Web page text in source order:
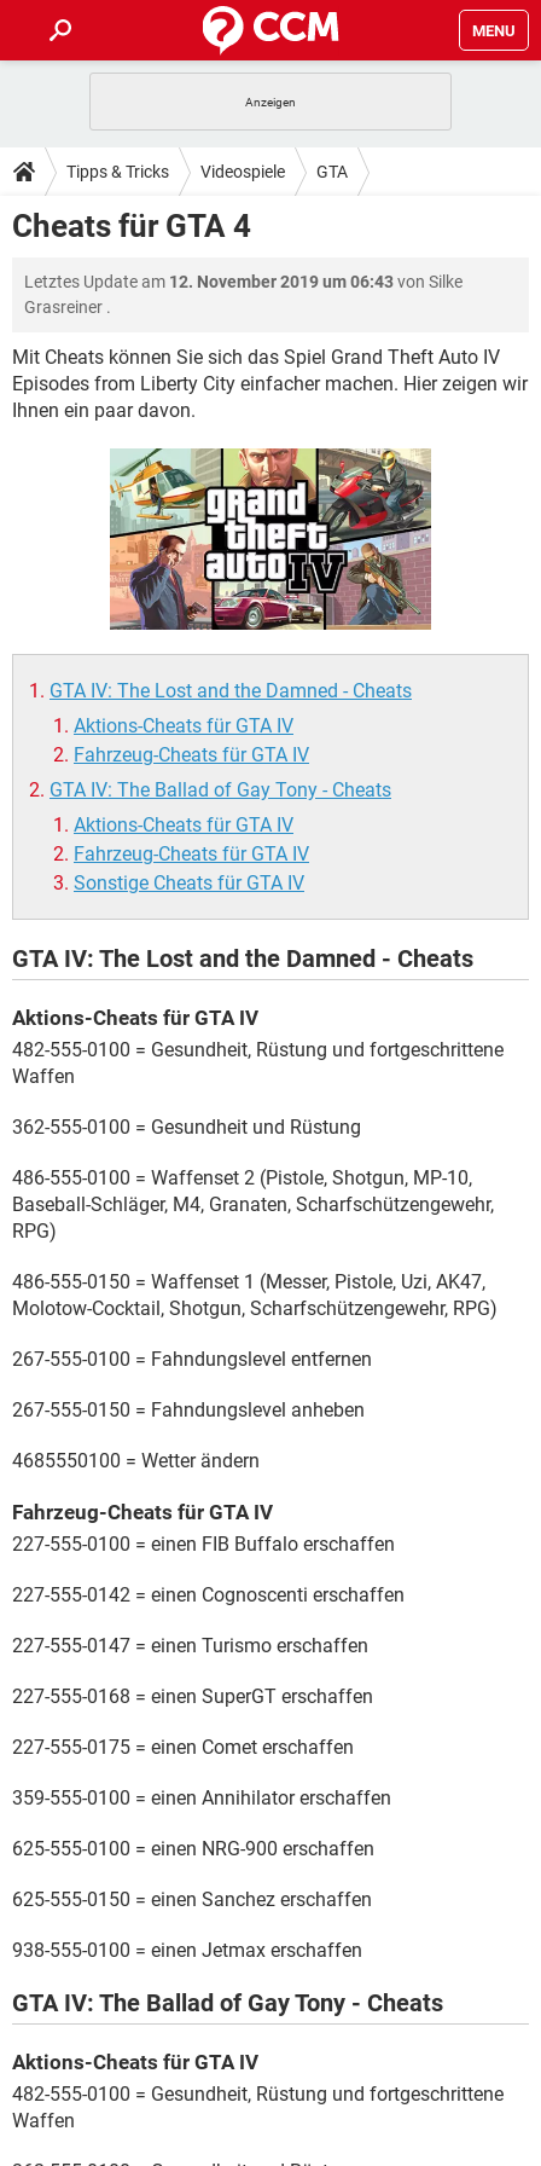
MENU
ANDROID IOS
WINDOWS 10
FACEBOOK
TIPPS & TRICKS
SPIELE STREAMING
ANDROID
WINDOWS 10 INSTAGRAM
FACEBOOK HARDWARE
DOWNLOADS
ANDROID
WHATSAPP TIKTOK
FACEBOOK
FORUM
ANDROID IOS
WINDOWS 10
TIKTOK
HARDWARE
SPIELE STREAMING
INSTAGRAM
TIKTOK
HARDWARE
Tipps & Tricks Videospiele GTA
Cheats für GTA 4
Letztes Update am 12. November 2019 um 06:43von Silke
Grasreiner .
Mit Cheats können Sie sich das Spiel Grand Theft Auto IV
Episodes from Liberty City einfacher machen. Hier zeigen wir
Ihnen ein paar davon.
GTA IV: The Lost and the Damned - Cheats
Aktions-Cheats für GTA IV
Fahrzeug-Cheats für GTA IV
GTA IV: The Ballad of Gay Tony - Cheats
Aktions-Cheats für GTA IV
Fahrzeug-Cheats für GTA IV
Sonstige Cheats für GTA IV
GTA IV: The Lost and the Damned - Cheats
Aktions-Cheats für GTA IV
482-555-0100 = Gesundheit, Rüstung und fortgeschrittene
Waffen
362-555-0100 = Gesundheit und Rüstung
486-555-0100 = Waffenset 2 (Pistole, Shotgun, MP-10,
Baseball-Schläger, M4, Granaten, Scharfschützengewehr,
RPG)
486-555-0150 = Waffenset 1 (Messer, Pistole, Uzi, AK47,
Molotow-Cocktail, Shotgun, Scharfschützengewehr, RPG)
267-555-0100 = Fahndungslevel entfernen
267-555-0150 = Fahndungslevel anheben
4685550100 = Wetter ändern
Fahrzeug-Cheats für GTA IV
227-555-0100 = einen FIB Buffalo erschaffen
227-555-0142 = einen Cognoscenti erschaffen
227-555-0147 = einen Turismo erschaffen
227-555-0168 = einen SuperGT erschaffen
227-555-0175 = einen Comet erschaffen
359-555-0100 = einen Annihilator erschaffen
625-555-0100 = einen NRG-900 erschaffen
625-555-0150 = einen Sanchez erschaffen
938-555-0100 = einen Jetmax erschaffen
GTA IV: The Ballad of Gay Tony - Cheats
Aktions-Cheats für GTA IV
482-555-0100 = Gesundheit, Rüstung und fortgeschrittene
Waffen